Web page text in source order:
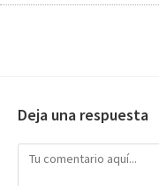
Deja una respuesta